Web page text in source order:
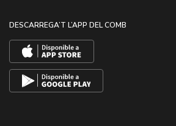
DESCARREGA’T L’APP DEL COMB